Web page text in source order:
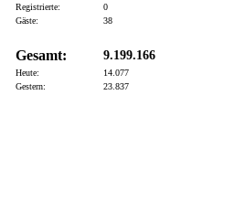
Registrierte:
0
Gäste:
38
Gesamt: 9.199.166
Heute:
14.077
Gestern:
23.837